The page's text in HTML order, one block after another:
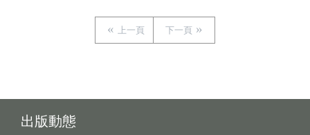
上一頁 下一頁
出版動態